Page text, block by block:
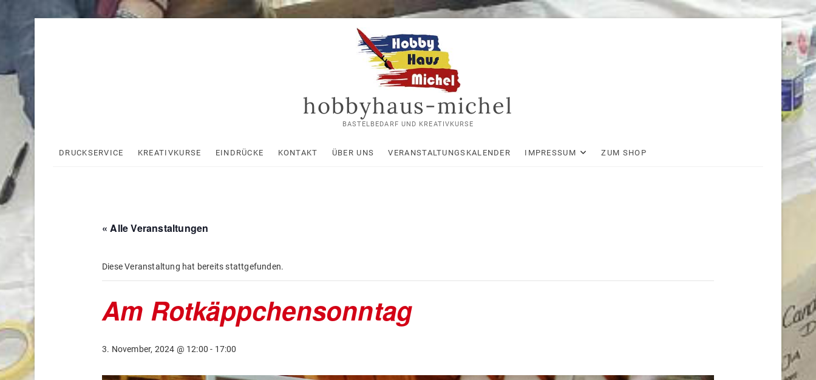
content
hobbyhaus-michel
BASTELBEDARF UND KREATIVKURSE
facebook
DRUCKSERVICE KREATIVKURSE EINDRÜCKE KONTAKT ÜBER UNS VERANSTALTUNGSKALENDER IMPRESSUM ZUM SHOP
« Alle Veranstaltungen
Diese Veranstaltung hat bereits stattgefunden.
Am Rotkäppchensonntag
3. November, 2024 @ 12:00 - 17:00